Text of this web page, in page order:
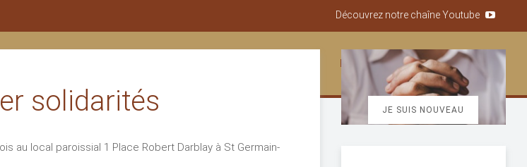
Découvrez notre chaîne Youtube
ÊTRE SOLIDAIRES
solidarités
au local paroissial 1 Place Robert Darblay à St Germain-
JE SUIS NOUVEAU